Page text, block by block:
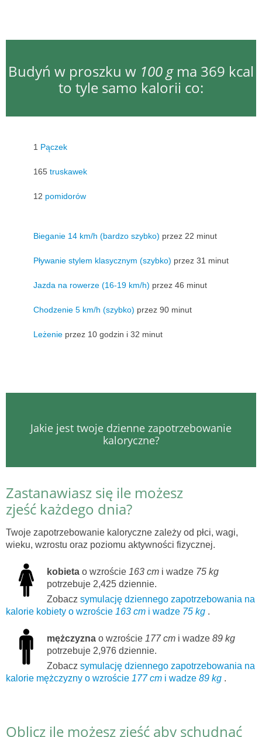
Budyń w proszku w 100 gma 369 kcal
to tyle samo kalorii co:
1 Pączek
165 truskawek
12 pomidorów
Bieganie 14 km/h (bardzo szybko) przez 22 minut
Pływanie stylem klasycznym (szybko) przez 31 minut
Jazda na rowerze (16-19 km/h) przez 46 minut
Chodzenie 5 km/h (szybko) przez 90 minut
Leżenie przez 10 godzin i 32 minut
Jakie jest twoje dzienne zapotrzebowanie
kaloryczne?
Zastanawiasz się ile możesz
zjeść każdego dnia?
Twoje zapotrzebowanie kaloryczne zależy od płci, wagi,
wieku, wzrostu oraz poziomu aktywności fizycznej.
kobieta o wzroście 163 cm i wadze 75 kg
potrzebuje 2,425 dziennie.
Zobacz symulację dziennego zapotrzebowania na
kalorie kobiety o wzroście 163 cm i wadze 75 kg .
mężczyzna o wzroście 177 cm i wadze 89 kg
potrzebuje 2,976 dziennie.
Zobacz symulację dziennego zapotrzebowania na
kalorie mężczyzny o wzroście 177 cm i wadze 89 kg .
Oblicz ile możesz zjeść aby schudnąć